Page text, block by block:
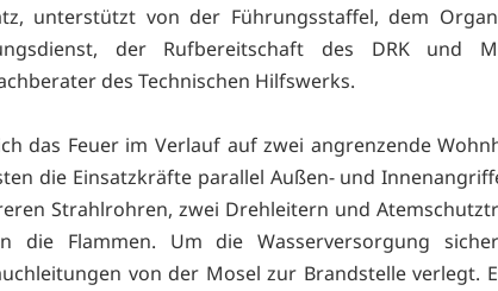
unterstützt von der Führungsstaffel, dem
der Rufbereitschaft des DRK und
des Technischen Hilfswerks.
das Feuer im Verlauf auf zwei angrenzende
die Einsatzkräfte parallel Außen- und
Strahlrohren, zwei Drehleitern und
die Flammen. Um die Wasserversorgung
von der Mosel zur Brandstelle verlegt.